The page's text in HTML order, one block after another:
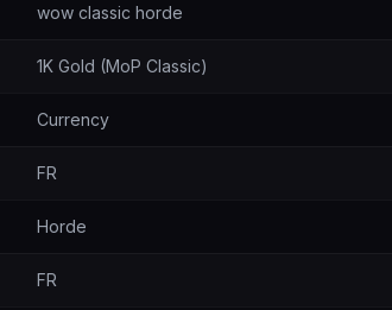
wow classic horde
1K Gold (MoP Classic)
Currency
FR
Horde
FR